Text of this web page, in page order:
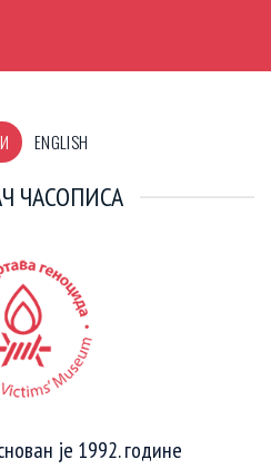
ENGLISH
ЧАСОПИСА
је 1992. године